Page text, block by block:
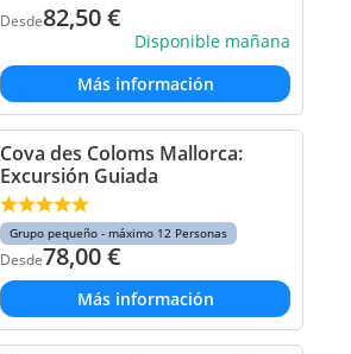
Desde82,50€
Disponible mañana
Más información
Cova des Coloms Mallorca:
Excursión Guiada
Grupo pequeño - máximo 12 Personas
Desde78,00€
Más información